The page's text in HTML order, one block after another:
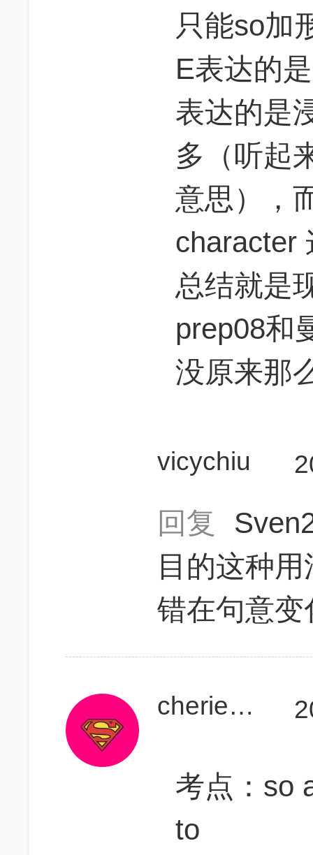
只能so加
E表达的
表达的是
多（听起
意思），
character
总结就是
prep08和
没原来那
vicychiu
回复
目的这种
错在句意变
cheriehsieh
考点：so
to